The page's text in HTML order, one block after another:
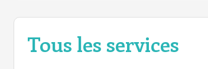
Tous les services